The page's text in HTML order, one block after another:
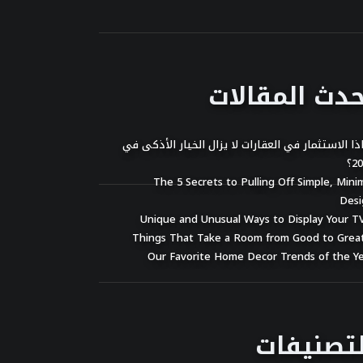
المقالات
الاستثمار في العقارات لا يزال الخيار الأذكى في
The 5 Secrets to Pulling Off Simple,
Our Favorite Home Decor Trends of the